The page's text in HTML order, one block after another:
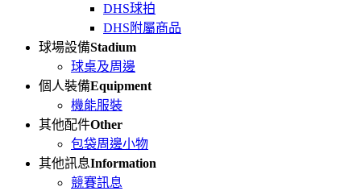
DHS球拍
DHS附屬商品
球場設備Stadium
球桌及周邊
個人裝備Equipment
機能服裝
其他配件Other
包袋周邊小物
其他訊息Information
競賽訊息